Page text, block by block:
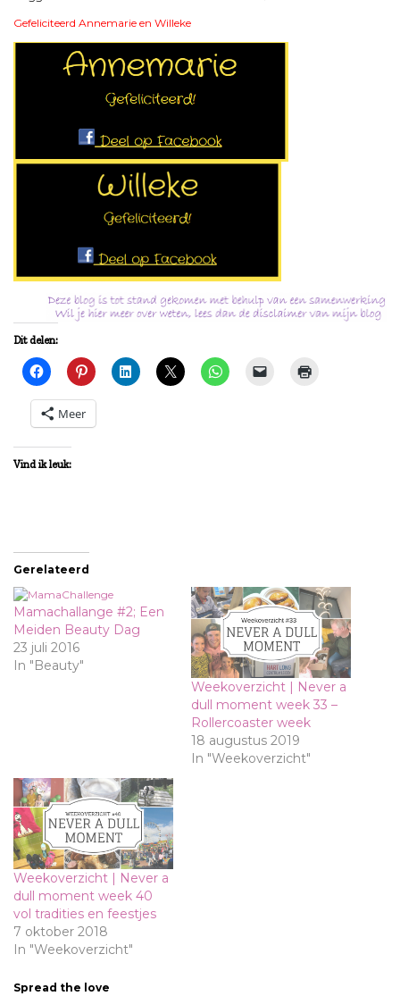
Gefeliciteerd Annemarie en Willeke
Dit delen:
Meer
Vind ik leuk:
Gerelateerd
Mamachallange #2; Een
Meiden Beauty Dag
23 juli 2016
In "Beauty"
Weekoverzicht | Never a
dull moment week 33 –
Rollercoaster week
18 augustus 2019
In "Weekoverzicht"
Weekoverzicht | Never a
dull moment week 40
vol tradities en feestjes
7 oktober 2018
In "Weekoverzicht"
Spread the love